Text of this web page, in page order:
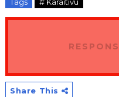
Tags # Karaitivu
Share This